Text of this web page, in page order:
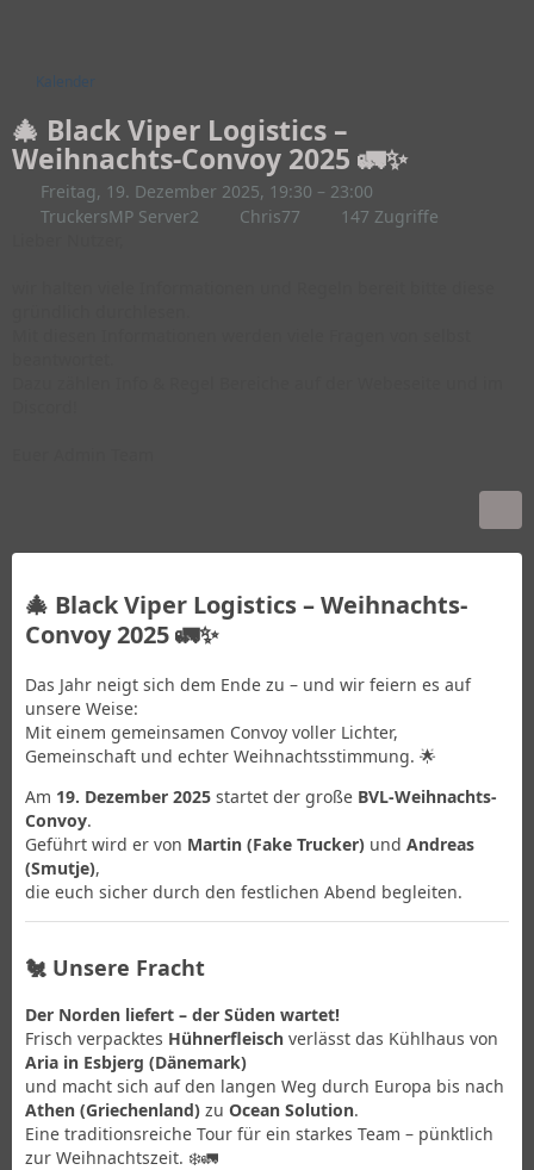
Kalender
🎄 Black Viper Logistics –
Weihnachts-Convoy 2025 🚛✨
Freitag, 19. Dezember 2025, 19:30 – 23:00
TruckersMP Server2
Chris77
147 Zugriffe
🎄 Black Viper Logistics – Weihnachts-
Convoy 2025🚛✨
Das Jahr neigt sich dem Ende zu – und wir feiern es auf
unsere Weise:
Mit einem gemeinsamen Convoy voller Lichter,
Gemeinschaft und echter Weihnachtsstimmung. 🌟
Am 19. Dezember 2025 startet der große BVL-Weihnachts-
Convoy.
Geführt wird er von Martin (Fake Trucker) und Andreas
(Smutje),
die euch sicher durch den festlichen Abend begleiten.
🐔 Unsere Fracht
Der Norden liefert – der Süden wartet!
Frisch verpacktes Hühnerfleisch verlässt das Kühlhaus von
Aria in Esbjerg (Dänemark)
und macht sich auf den langen Weg durch Europa bis nach
Athen (Griechenland) zu Ocean Solution.
Eine traditionsreiche Tour für ein starkes Team – pünktlich
zur Weihnachtszeit. ❄️🚛